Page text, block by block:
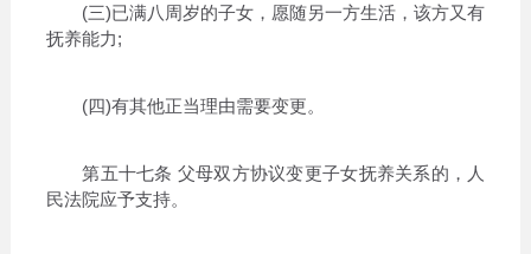
(三)已满八周岁的子女，愿随另一方生活，该方又有
抚养能力;
(四)有其他正当理由需要变更。
第五十七条 父母双方协议变更子女抚养关系的，人
民法院应予支持。